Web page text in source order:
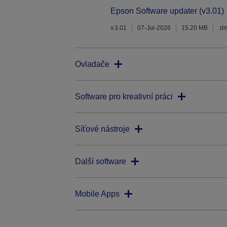
Epson Software updater (v3.01)
v.3.01 07-Jul-2026 15.20 MB
Ovladače
Software pro kreativní práci
Síťové nástroje
Další software
Mobile Apps